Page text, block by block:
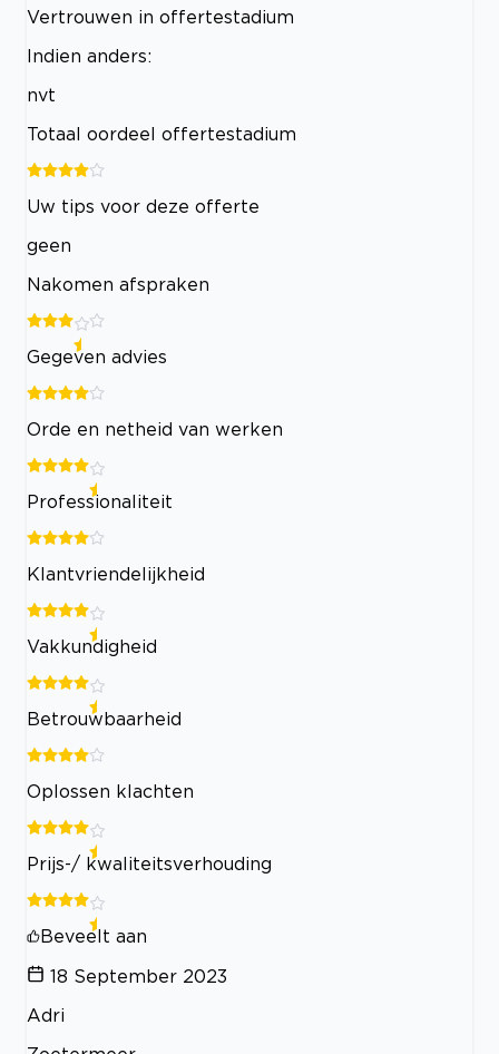
Vertrouwen in offertestadium
Indien anders:
nvt
Totaal oordeel offertestadium
Uw tips voor deze offerte
geen
Nakomen afspraken
Gegeven advies
Orde en netheid van werken
Professionaliteit
Klantvriendelijkheid
Vakkundigheid
Betrouwbaarheid
Oplossen klachten
Prijs-/ kwaliteitsverhouding
Beveelt aan
18 September 2023
Adri